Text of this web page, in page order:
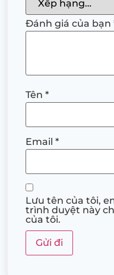
Đánh giá của bạn
Tên *
Email *
Lưu tên của tôi,
trình duyệt này
của tôi.